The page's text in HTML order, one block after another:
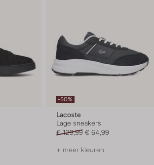
-50%
Lacoste
Lage sneakers
€ 129,99 € 64,99
+ meer kleuren